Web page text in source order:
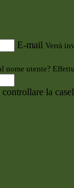
E-mail Verrà
nome utente?
la